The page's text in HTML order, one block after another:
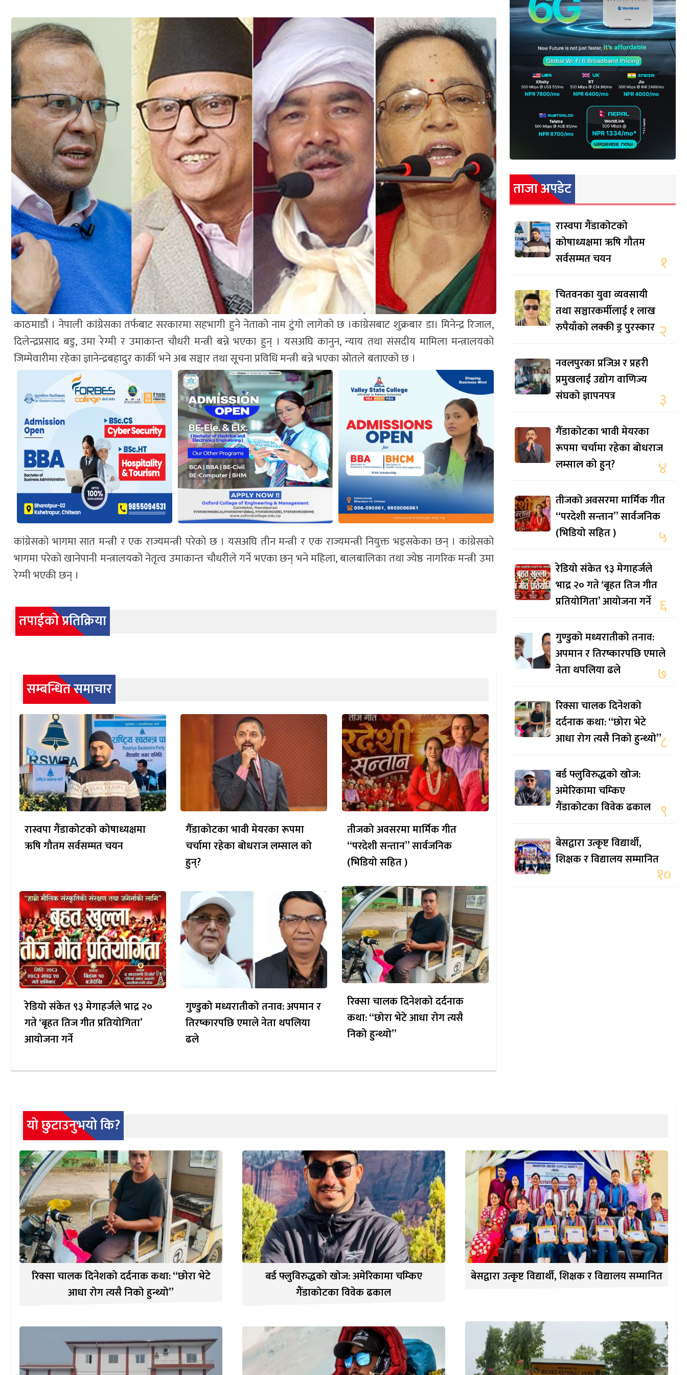
काठमाडौं । नेपाली कांग्रेसका तर्फबाट सरकारमा सहभागी हुने नेताको नाम टुंगो लागेको छ ।कांग्रेसबाट शुक्रबार डा। मिनेन्द्र रिजाल,
दिलेन्द्रप्रसाद बडु, उमा रेग्मी र उमाकान्त चौधरी मन्त्री बन्ने भएका हुन् । यसअघि कानुन, न्याय तथा संसदीय मामिला मन्त्रालयको
जिम्मेवारीमा रहेका ज्ञानेन्द्रबहादुर कार्की भने अब सञ्चार तथा सूचना प्रविधि मन्त्री बन्ने भएका स्रोतले बताएको छ ।
कांग्रेसको भागमा सात मन्त्री र एक राज्यमन्त्री परेको छ । यसअघि तीन मन्त्री र एक राज्यमन्त्री नियुक्त भइसकेका छन् । कांग्रेसको
भागमा परेको खानेपानी मन्त्रालयको नेतृत्व उमाकान्त चौधरीले गर्ने भएका छन् भने महिला, बालबालिका तथा ज्येष्ठ नागरिक मन्त्री उमा
रेग्मी भएकी छन् ।
तपाईको प्रतिक्रिया
सम्बन्धित समाचार
रास्वपा गैंडाकोटको कोषाध्यक्षमा
ऋषि गौतम सर्वसम्मत चयन
गैँडाकोटका भावी मेयरका रूपमा
चर्चामा रहेका बोधराज लम्साल को
हुन्?
तीजको अवसरमा मार्मिक गीत
“परदेशी सन्तान” सार्वजनिक
(भिडियो सहित )
रेडियो संकेत ९३ मेगाहर्जले भाद्र २०
गते ‘बृहत तिज गीत प्रतियोगिता’
आयोजना गर्ने
गुण्डुको मध्यरातीको तनाव: अपमान र
तिरष्कारपछि एमाले नेता थपलिया
ढले
रिक्सा चालक दिनेशको दर्दनाक
कथा: “छोरा भेटे आधा रोग त्यसै
निको हुन्थ्यो”
ताजा अपडेट
रास्वपा गैंडाकोटको
कोषाध्यक्षमा ऋषि गौतम
सर्वसम्मत चयन
१
चितवनका युवा व्यवसायी
तथा सञ्चारकर्मीलाई १ लाख
रुपैयाँको लक्की ड्र पुरस्कार २
नवलपुरका प्रजिअ र प्रहरी
प्रमुखलाई उद्योग वाणिज्य
संघको ज्ञापनपत्र
३
गैँडाकोटका भावी मेयरका
रूपमा चर्चामा रहेका बोधराज
लम्साल को हुन्?
४
तीजको अवसरमा मार्मिक गीत
“परदेशी सन्तान” सार्वजनिक
(भिडियो सहित )
५
रेडियो संकेत ९३ मेगाहर्जले
भाद्र २० गते ‘बृहत तिज गीत
प्रतियोगिता’ आयोजना गर्ने ६
गुण्डुको मध्यरातीको तनाव:
अपमान र तिरष्कारपछि एमाले
नेता थपलिया ढले
७
रिक्सा चालक दिनेशको
दर्दनाक कथा: “छोरा भेटे
आधा रोग त्यसै निको हुन्थ्यो”८
बर्ड फ्लुविरुद्धको खोज:
अमेरिकामा चम्किए
गैंडाकोटका विवेक ढकाल ९
बेसद्वारा उत्कृष्ट विद्यार्थी,
शिक्षक र विद्यालय सम्मानित
१०
यो छुटाउनुभयो कि?
रिक्सा चालक दिनेशको दर्दनाक कथा: “छोरा भेटे
आधा रोग त्यसै निको हुन्थ्यो”
बर्ड फ्लुविरुद्धको खोज: अमेरिकामा चम्किए
गैंडाकोटका विवेक ढकाल
बेसद्वारा उत्कृष्ट विद्यार्थी, शिक्षक र विद्यालय सम्मानित